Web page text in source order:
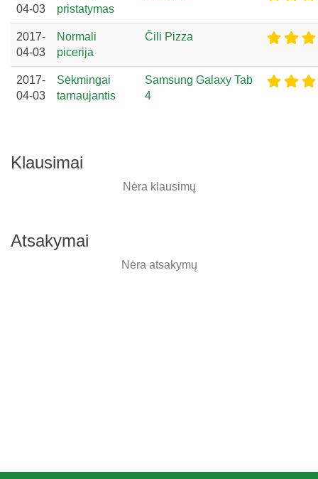
04-03
pristatymas
2017-
04-03
Normali
picerija
Čili Pizza
2017-
04-03
Sėkmingai
tarnaujantis
Samsung Galaxy Tab
4
Klausimai
Nėra klausimų
Atsakymai
Nėra atsakymų